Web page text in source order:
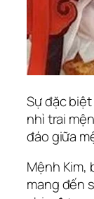
Sự đặc
nhì trai
đáo giữa
Mệnh Kim,
mang đến